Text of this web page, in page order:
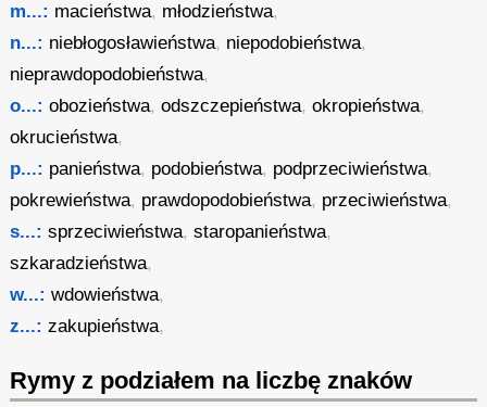
m...: macieństwa, młodzieństwa,
n...: niebłogosławieństwa, niepodobieństwa,
nieprawdopodobieństwa,
o...: obozieństwa,odszczepieństwa,okropieństwa,
okrucieństwa,
p...: panieństwa, podobieństwa, podprzeciwieństwa,
pokrewieństwa, prawdopodobieństwa, przeciwieństwa,
s...: sprzeciwieństwa,staropanieństwa,
szkaradzieństwa,
w...: wdowieństwa,
z...: zakupieństwa,
Rymy z podziałem na liczbę znaków